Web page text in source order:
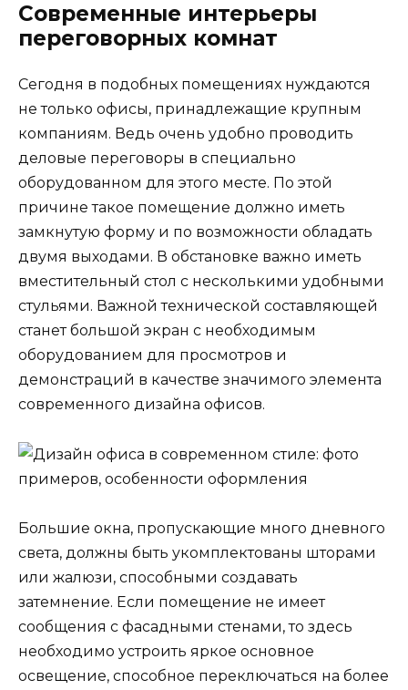
Современные интерьеры
переговорных комнат
Сегодня в подобных помещениях нуждаются
не только офисы, принадлежащие крупным
компаниям. Ведь очень удобно проводить
деловые переговоры в специально
оборудованном для этого месте. По этой
причине такое помещение должно иметь
замкнутую форму и по возможности обладать
двумя выходами. В обстановке важно иметь
вместительный стол с несколькими удобными
стульями. Важной технической составляющей
станет большой экран с необходимым
оборудованием для просмотров и
демонстраций в качестве значимого элемента
современного дизайна офисов.
Большие окна, пропускающие много дневного
света, должны быть укомплектованы шторами
или жалюзи, способными создавать
затемнение. Если помещение не имеет
сообщения с фасадными стенами, то здесь
необходимо устроить яркое основное
освещение, способное переключаться на более